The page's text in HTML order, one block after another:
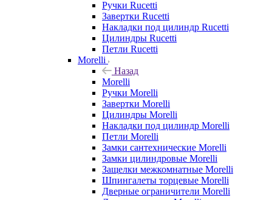
Ручки Rucetti
Завертки Rucetti
Накладки под цилиндр Rucetti
Цилиндры Rucetti
Петли Rucetti
Morelli
Назад
Morelli
Ручки Morelli
Завертки Morelli
Цилиндры Morelli
Накладки под цилиндр Morelli
Петли Morelli
Замки сантехнические Morelli
Замки цилиндровые Morelli
Защелки межкомнатные Morelli
Шпингалеты торцевые Morelli
Дверные ограничители Morelli